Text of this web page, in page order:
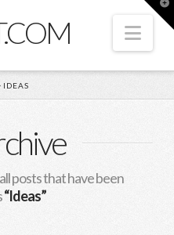
IDEAS
posts that have been
“Ideas”